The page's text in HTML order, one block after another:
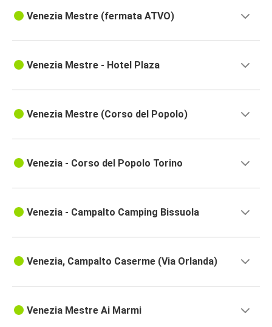
Venezia Mestre (fermata ATVO)
Venezia Mestre - Hotel Plaza
Venezia Mestre (Corso del Popolo)
Venezia - Corso del Popolo Torino
Venezia - Campalto Camping Bissuola
Venezia, Campalto Caserme (Via Orlanda)
Venezia Mestre Ai Marmi